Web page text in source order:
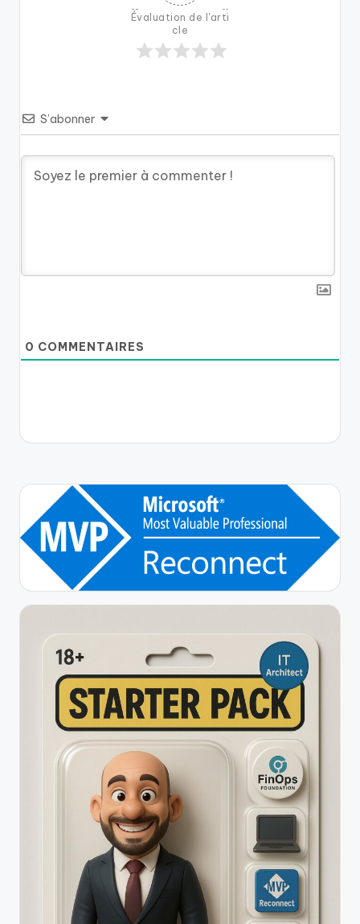
Évaluation de l'arti
cle
S’abonner
0 COMMENTAIRES